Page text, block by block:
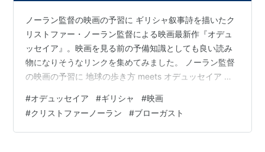
発売日:1994/09/16
購入 : 8人 クリック: 23回
この商品を含むブログ (38件) を見る
関連キーワード：イリアス、ユリシーズ
ノーラン監督の映画の予習に ギリシャ叙事詩を描いたク
リストファー・ノーラン監督による映画最新作『オデュ
ッセイア』。映画を見る前の予備知識としても良い読み
物になりそうなリンクを集めてみました。 ノーラン監督
の映画の予習に 地球の歩き方 meets オデュッセイア い
せてきたか "客をもてなす"というテーマについて 歴史学
の生徒によるオデュッセイアの専門的な分析 オデュッセ
ウス漂流航路 ニューヨークタイムズの記事
#オデュッセイア #ギリシャ #映画
#クリストファーノーラン #ブローガスト